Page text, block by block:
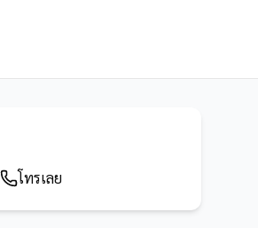
โทรเลย